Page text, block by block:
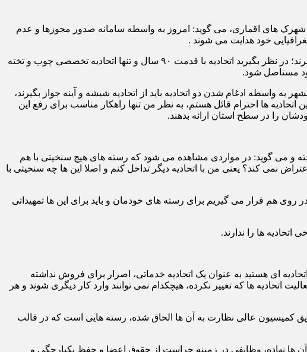
تخته و فرآورده های خام چوبیِ تهران با اشاره به اعمال تبصره ۲۰ ماده ۵۵ جهت انتقال به شهرک های اقماری، می گوید: امروز به واسطه سامانه صدور مجوزها و عدم
به گفته هادی زاده، واحدهای صنفی در شهرک های اقماری به واسطه این اتفاقات دیگر نمی توانند از اتحادیه مربوطه خود جواز بگیرند؛ در نظر بگیرید اتحادیه با قدمت ۹۰ سال و تنها اتحادیه تخصصی چوب و تخته
واسطه ادغام شدن دو اتحادیه باید از اتحادیه شیشه و آینه جواز بگیرند،
ها احترام قائل هستم، به نظر من تنها راهکار مناسب برای رفع این
را در سطح استان ارائه بدهند.
و می گوید: در مواردی مشاهده می شود که رسته های هیچ سنخیتی با هم
نمی کند؟ یعنی من با اتحادیه دیگر تداخل کنم و اصلا این ها چه سنخیتی با
روی هم قرار می گیریم برای رسته های خودمان و باید برای این ها تمهیداتی
اتحادیه ها را ندارند.
ای هستید به عنوان یک اتحادیه خدماتی، اصرار برای فروش نداشته
ها که تغییر نکرده، هیچکدام نمی توانند وارد کار دیگری شوند و هر
کمیسیون عالی نظارت به آن ها الحاق شده، رسته هایی است که در قالب
آن ها نهاده، وظایفی در زمینه حراست از حقوق اعضا و حفظ یکپارچگی و